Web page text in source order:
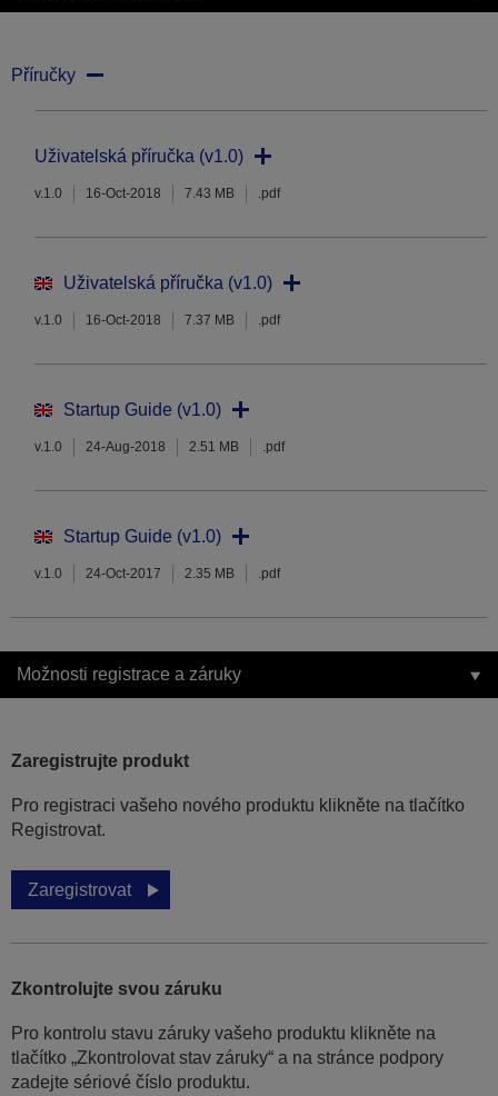
Příručky
Uživatelská příručka (v1.0)
v.1.0 16-Oct-2018 7.43 MB .pdf
Uživatelská příručka (v1.0)
v.1.0 16-Oct-2018 7.37 MB .pdf
Startup Guide (v1.0)
v.1.0 24-Aug-2018 2.51 MB .pdf
Startup Guide (v1.0)
v.1.0 24-Oct-2017 2.35 MB .pdf
Možnosti registrace a záruky
Zaregistrujte produkt
Pro registraci vašeho nového produktu klikněte na tlačítko
Registrovat.
Zaregistrovat
Zkontrolujte svou záruku
Pro kontrolu stavu záruky vašeho produktu klikněte na
tlačítko „Zkontrolovat stav záruky“ a na stránce podpory
zadejte sériové číslo produktu.